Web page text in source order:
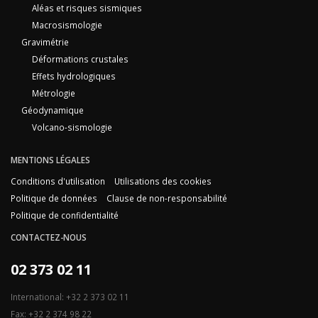
Aléas et risques sismiques
Macrosismologie
Gravimétrie
Déformations crustales
Effets hydrologiques
Métrologie
Géodynamique
Volcano-sismologie
MENTIONS LÉGALES
Conditions d'utilisation
Utilisations des cookies
Politique de données
Clause de non-responsabilité
Politique de confidentialité
CONTACTEZ-NOUS
02 373 02 11
International: +32 2 373 02 11
Fax: +32 2 374 98 22